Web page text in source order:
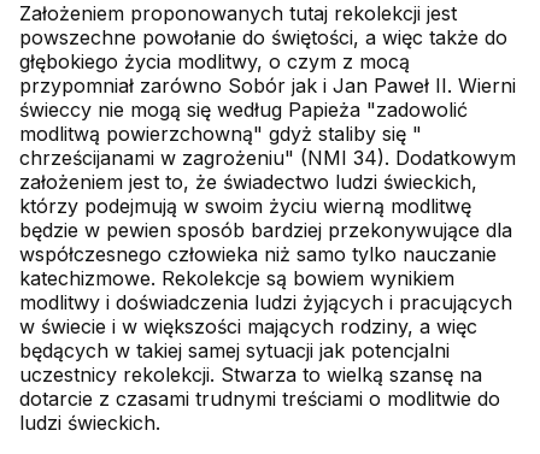
Założeniem proponowanych tutaj rekolekcji jest
powszechne powołanie do świętości, a więc także do
głębokiego życia modlitwy, o czym z mocą
przypomniał zarówno Sobór jak i Jan Paweł II. Wierni
świeccy nie mogą się według Papieża "zadowolić
modlitwą powierzchowną" gdyż staliby się "
chrześcijanami w zagrożeniu" (NMI 34). Dodatkowym
założeniem jest to, że świadectwo ludzi świeckich,
którzy podejmują w swoim życiu wierną modlitwę
będzie w pewien sposób bardziej przekonywujące dla
współczesnego człowieka niż samo tylko nauczanie
katechizmowe. Rekolekcje są bowiem wynikiem
modlitwy i doświadczenia ludzi żyjących i pracujących
w świecie i w większości mających rodziny, a więc
będących w takiej samej sytuacji jak potencjalni
uczestnicy rekolekcji. Stwarza to wielką szansę na
dotarcie z czasami trudnymi treściami o modlitwie do
ludzi świeckich.